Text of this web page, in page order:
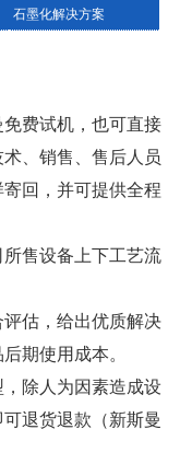
石墨化解决方案
费试机，也可直接
、销售、售后人员
回，并可提供全程
售设备上下工艺流
估，给出优质解决
期使用成本。
除人为因素造成设
退货退款（新斯曼